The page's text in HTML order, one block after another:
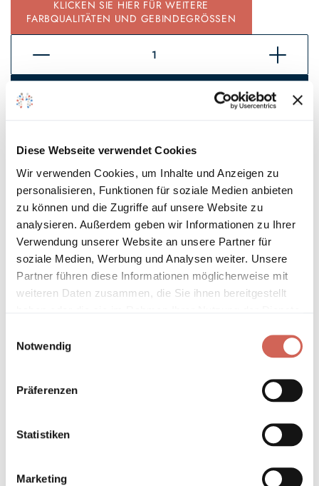
Diese Webseite verwendet Cookies
Wir verwenden Cookies, um Inhalte und Anzeigen zu
personalisieren, Funktionen für soziale Medien anbieten
zu können und die Zugriffe auf unsere Website zu
analysieren. Außerdem geben wir Informationen zu Ihrer
Verwendung unserer Website an unsere Partner für
soziale Medien, Werbung und Analysen weiter. Unsere
Partner führen diese Informationen möglicherweise mit
weiteren Daten zusammen, die Sie ihnen bereitgestellt
Notwendig
Präferenzen
Statistiken
Marketing
KLICKEN SIE HIER FÜR WEITERE
FARBQUALITÄTEN UND GEBINDEGRÖSSEN
Auf den Wunschzettel
* Gilt für Lieferungen innerhalb Deutschlands, Lieferzeiten für andere
Länder entnehmen Sie bitte unseren
Versandinformationen
Technische Details und Hinweise
Hinweis zur Grundierung
Verarbeitung